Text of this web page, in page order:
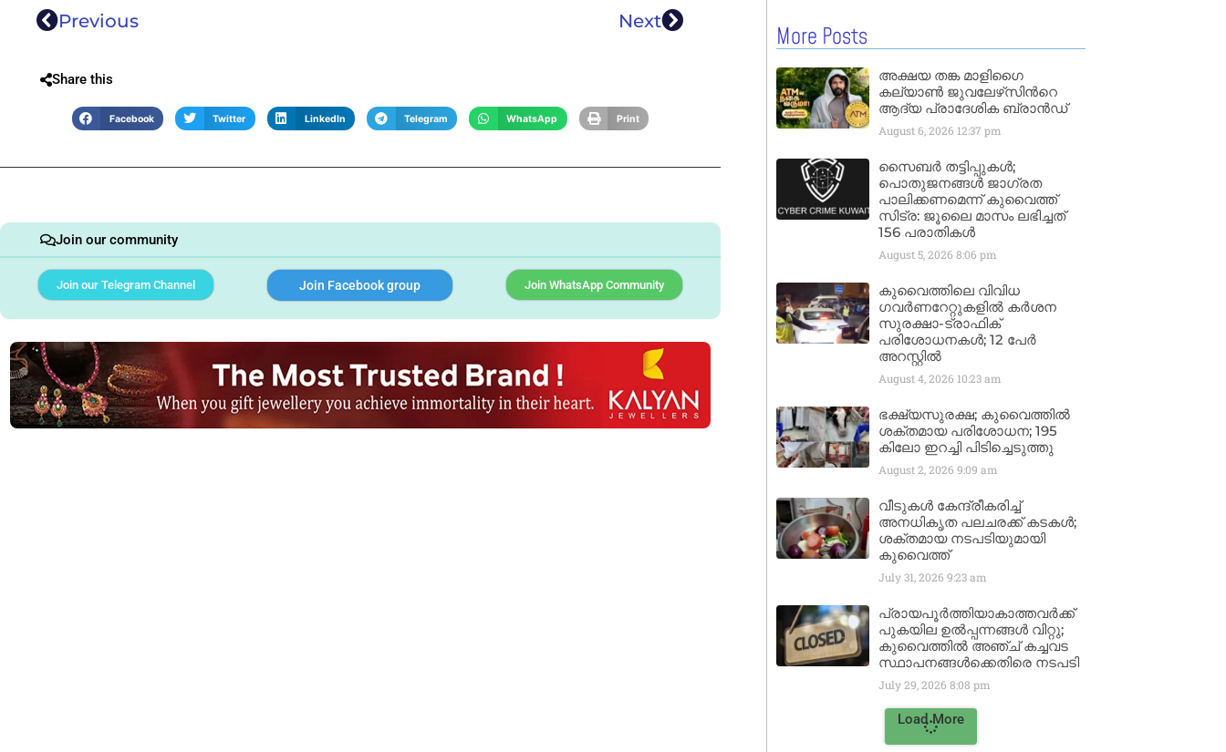
Previous Next
Share this
Facebook Twitter LinkedIn Telegram WhatsApp Print
Join our community
Join our Telegram Channel Join Facebook group Join WhatsApp Community
More Posts
അക്ഷയ തങ്ക മാളിഗൈ
കല്യാണ്‍ ജുവലേഴ്‌സിന്‍റെ
ആദ്യ പ്രാദേശിക ബ്രാന്‍ഡ്
August 6, 2026 12:37 pm
സൈബർ തട്ടിപ്പുകൾ;
പൊതുജനങ്ങൾ ജാഗ്രത
പാലിക്കണമെന്ന് കുവൈത്ത്
സിട്ര: ജൂലൈ മാസം ലഭിച്ചത്
156 പരാതികൾ
August 5, 2026 8:06 pm
കുവൈത്തിലെ വിവിധ
ഗവർണറേറ്റുകളിൽ കർശന
സുരക്ഷാ-ട്രാഫിക്
പരിശോധനകൾ; 12 പേർ
അറസ്റ്റിൽ
August 4, 2026 10:23 am
ഭക്ഷ്യസുരക്ഷ; കുവൈത്തിൽ
ശക്തമായ പരിശോധന; 195
കിലോ ഇറച്ചി പിടിച്ചെടുത്തു
August 2, 2026 9:09 am
വീടുകൾ കേന്ദ്രീകരിച്ച്
അനധികൃത പലചരക്ക് കടകൾ;
ശക്തമായ നടപടിയുമായി
കുവൈത്ത്
July 31, 2026 9:23 am
പ്രായപൂർത്തിയാകാത്തവർക്ക്
പുകയില ഉൽപ്പന്നങ്ങൾ വിറ്റു;
കുവൈത്തിൽ അഞ്ച് കച്ചവട
സ്ഥാപനങ്ങൾക്കെതിരെ നടപടി
July 29, 2026 8:08 pm
Load More